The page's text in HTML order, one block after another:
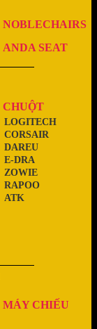
NOBLECHAIRS
ANDA SEAT
CHUỘT
ATK
RAPOO
ZOWIE
E-DRA
DAREU
CORSAIR
LOGITECH
MÁY CHIẾU